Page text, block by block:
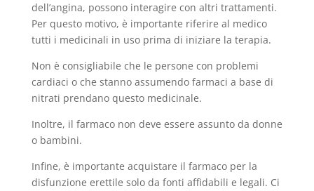
dell’angina, possono interagire con altri trattamenti.
Per questo motivo, è importante riferire al medico
tutti i medicinali in uso prima di iniziare la terapia.
Non è consigliabile che le persone con problemi
cardiaci o che stanno assumendo farmaci a base di
nitrati prendano questo medicinale.
Inoltre, il farmaco non deve essere assunto da donne
o bambini.
Infine, è importante acquistare il farmaco per la
disfunzione erettile solo da fonti affidabili e legali. Ci